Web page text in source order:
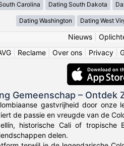
Carolina Dating South Dakota
Dating Washington Dating West
Nieuws|
Reclame Over ons Privacy
Gemeenschap –
gastvrijheid door
de passie en vreugde van de
historische Cali of tropische
delen.